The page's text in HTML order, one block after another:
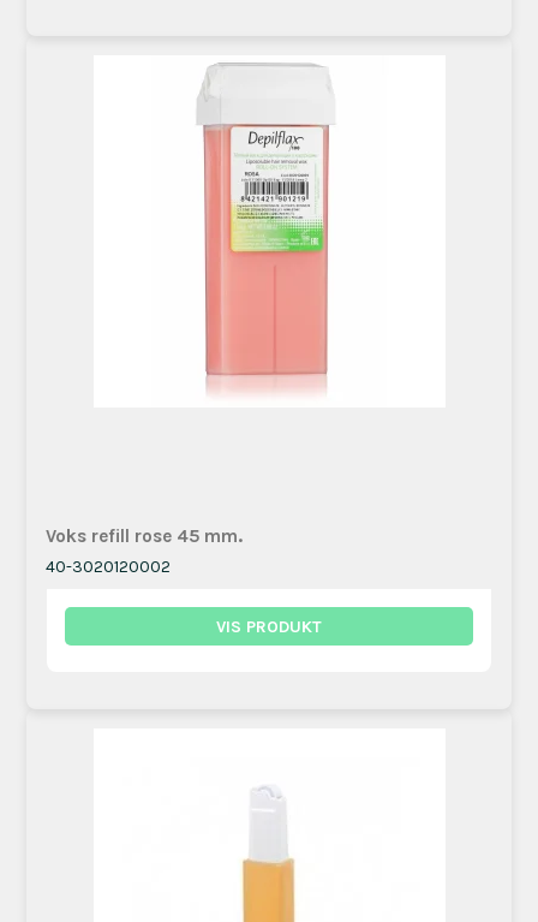
Voks refill rose 45 mm.
40-3020120002
VIS PRODUKT